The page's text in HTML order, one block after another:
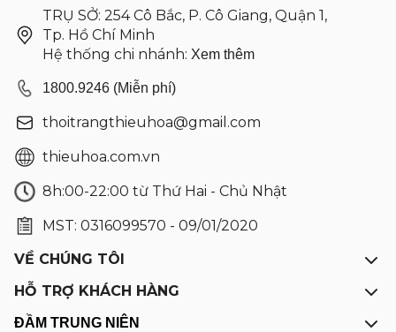
TRỤ SỞ: 254 Cô Bắc, P. Cô Giang, Quận 1,
Tp. Hồ Chí Minh
Hệ thống chi nhánh: Xem thêm
1800.9246 (Miễn phí)
thoitrangthieuhoa@gmail.com
thieuhoa.com.vn
8h:00-22:00 từ Thứ Hai - Chủ Nhật
MST: 0316099570 - 09/01/2020
VỀ CHÚNG TÔI
HỖ TRỢ KHÁCH HÀNG
ĐẦM TRUNG NIÊN